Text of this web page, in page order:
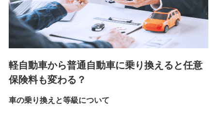
SBIペット少額短期保険株式会社 (https://www.sbipet-
ssi.co.jp/)
SBIリスタ少額短期保険会社
(https://www.jishin.co.jp/)
スマートプラス少額短期保険株式会社
チューリッヒ少額短期保険株式会社
(https://www.zurichssi.co.jp/)
(https://www.tokiomarine-x.co.jp/)
軽自動車から普通自動車に乗り換えると任意
保険料も変わる？
車の乗り換えと等級について